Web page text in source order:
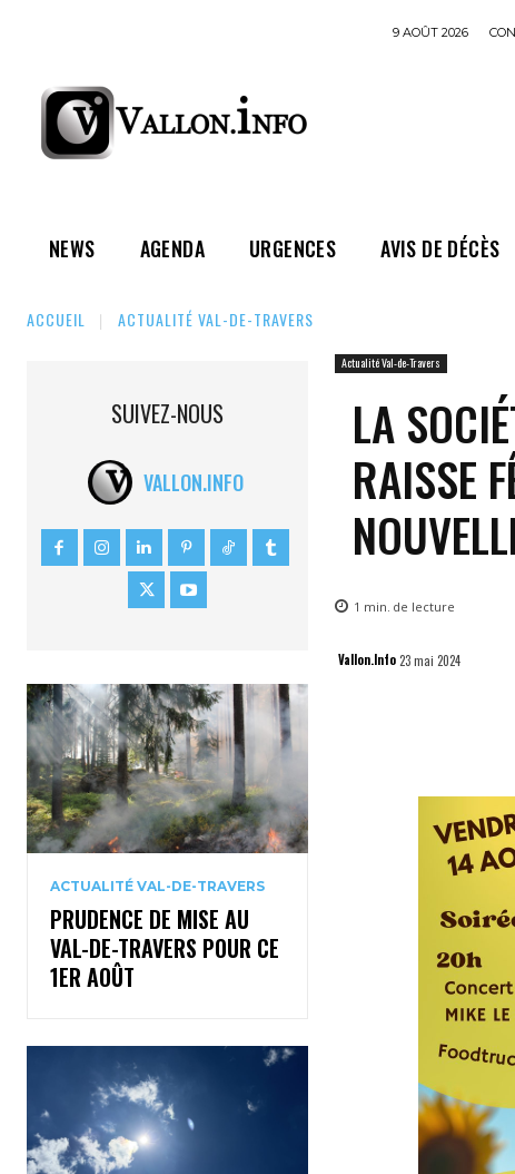
9 AOÛT 2026
NEWS AGENDA URGENCES AVIS DE DÉCÈS
ACCUEIL ACTUALITÉ VAL-DE-TRAVERS
SUIVEZ-NOUS
VALLON.INFO
ACTUALITÉ VAL-DE-TRAVERS
PRUDENCE DE MISE AU
VAL-DE-TRAVERS POUR CE
1ER AOÛT
Actualité Val-de-Travers
LA
RAISSE
1 min. de lecture
Vallon.Info23 mai 2024